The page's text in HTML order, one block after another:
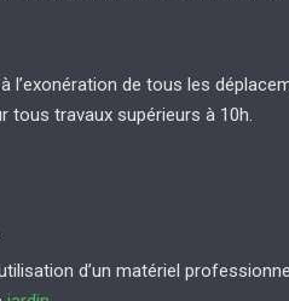
l’exonération de tous les
tous travaux supérieurs à 10h.
d’un matériel